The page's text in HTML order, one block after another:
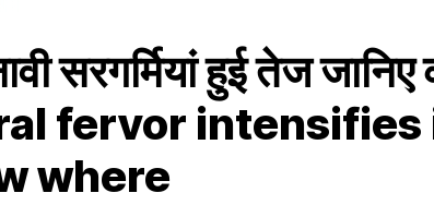
सरगर्मियां हुई तेज जानिए
fervor
where